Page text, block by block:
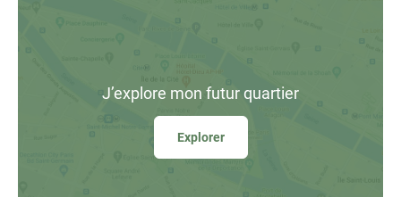
J’explore mon futur quartier
Explorer